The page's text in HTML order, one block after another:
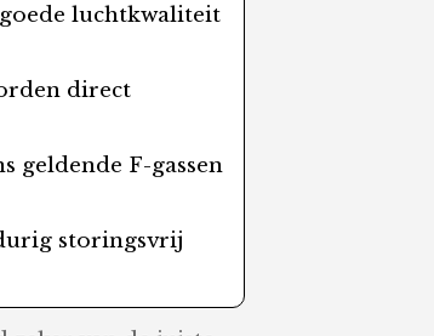
luchtkwaliteit
direct
geldende F-gassen
storingsvrij